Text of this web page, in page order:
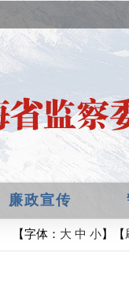
廉政宣传
【字体： 大 中 小】【